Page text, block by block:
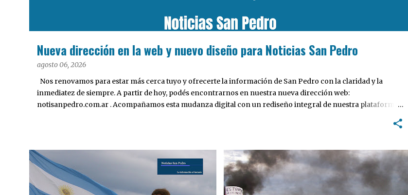
Nueva dirección en la web y nuevo diseño para Noticias San Pedro
agosto 06, 2026
Nos renovamos para estar más cerca tuyo y ofrecerte la información de San Pedro con la claridad y la
inmediatez de siempre. A partir de hoy, podés encontrarnos en nuestra nueva dirección web:
notisanpedro.com.ar . Acompañamos esta mudanza digital con un rediseño integral de nuestra plataforma.